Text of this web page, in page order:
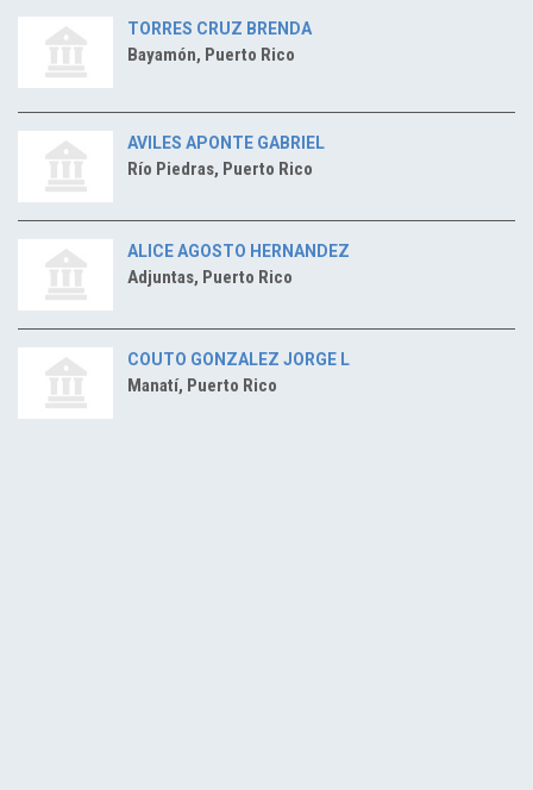
TORRES CRUZ BRENDA
Bayamón, Puerto Rico
AVILES APONTE GABRIEL
Río Piedras, Puerto Rico
ALICE AGOSTO HERNANDEZ
Adjuntas, Puerto Rico
COUTO GONZALEZ JORGE L
Manatí, Puerto Rico